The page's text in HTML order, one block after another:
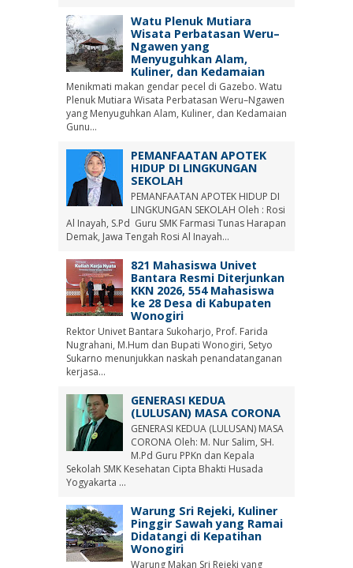
Watu Plenuk Mutiara
Wisata Perbatasan Weru–
Ngawen yang
Menyuguhkan Alam,
Kuliner, dan Kedamaian
Menikmati makan gendar pecel di Gazebo. Watu
Plenuk Mutiara Wisata Perbatasan Weru–Ngawen
yang Menyuguhkan Alam, Kuliner, dan Kedamaian
Gunu...
PEMANFAATAN APOTEK
HIDUP DI LINGKUNGAN
SEKOLAH
PEMANFAATAN APOTEK HIDUP DI
LINGKUNGAN SEKOLAH Oleh : Rosi
Al Inayah, S.Pd Guru SMK Farmasi Tunas Harapan
Demak, Jawa Tengah Rosi Al Inayah...
821 Mahasiswa Univet
Bantara Resmi Diterjunkan
KKN 2026, 554 Mahasiswa
ke 28 Desa di Kabupaten
Wonogiri
Rektor Univet Bantara Sukoharjo, Prof. Farida
Nugrahani, M.Hum dan Bupati Wonogiri, Setyo
Sukarno menunjukkan naskah penandatanganan
kerjasa...
GENERASI KEDUA
(LULUSAN) MASA CORONA
GENERASI KEDUA (LULUSAN) MASA
CORONA Oleh: M. Nur Salim, SH.
M.Pd Guru PPKn dan Kepala
Sekolah SMK Kesehatan Cipta Bhakti Husada
Yogyakarta ...
Warung Sri Rejeki, Kuliner
Pinggir Sawah yang Ramai
Didatangi di Kepatihan
Wonogiri
Warung Makan Sri Rejeki yang